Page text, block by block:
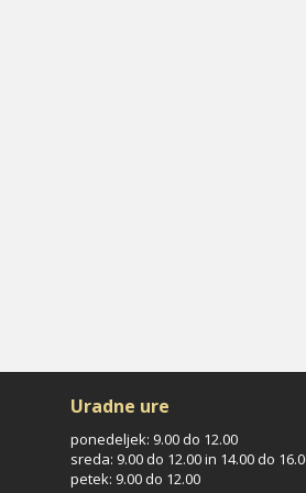
Uradne ure
ponedeljek: 9.00 do 12.00
sreda: 9.00 do 12.00 in 14.00 do
petek: 9.00 do 12.00